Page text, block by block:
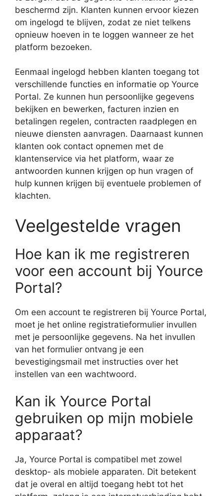
beschermd zijn. Klanten kunnen ervoor kiezen
om ingelogd te blijven, zodat ze niet telkens
opnieuw hoeven in te loggen wanneer ze het
platform bezoeken.
Eenmaal ingelogd hebben klanten toegang tot
verschillende functies en informatie op Yource
Portal. Ze kunnen hun persoonlijke gegevens
bekijken en bewerken, facturen inzien en
betalingen regelen, contracten raadplegen en
nieuwe diensten aanvragen. Daarnaast kunnen
klanten ook contact opnemen met de
klantenservice via het platform, waar ze
antwoorden kunnen krijgen op hun vragen of
hulp kunnen krijgen bij eventuele problemen of
klachten.
Veelgestelde vragen
Hoe kan ik me registreren
voor een account bij Yource
Portal?
Om een account te registreren bij Yource Portal,
moet je het online registratieformulier invullen
met je persoonlijke gegevens. Na het invullen
van het formulier ontvang je een
bevestigingsmail met instructies over het
instellen van een wachtwoord.
Kan ik Yource Portal
gebruiken op mijn mobiele
apparaat?
Ja, Yource Portal is compatibel met zowel
desktop- als mobiele apparaten. Dit betekent
dat je overal en altijd toegang hebt tot het